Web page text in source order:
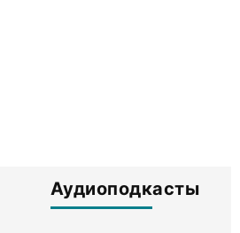
Аудиоподкасты